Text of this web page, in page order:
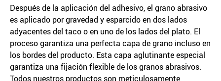
Después de la aplicación del adhesivo, el grano abrasivo
es aplicado por gravedad y esparcido en dos lados
adyacentes del taco o en uno de los lados del plato. El
proceso garantiza una perfecta capa de grano incluso en
los bordes del producto. Esta capa aglutinante especial
garantiza una fijación flexible de los granos abrasivos.
Todos nuestros productos son meticulosamente